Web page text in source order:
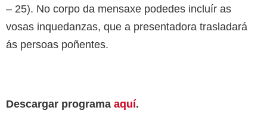
– 25). No corpo da mensaxe podedes incluír as
vosas inquedanzas, que a presentadora trasladará
ás persoas poñentes.
Descargar programa aquí.